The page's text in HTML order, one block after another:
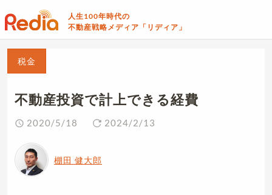
人生100年時代の
不動産戦略メディア「リディア」
税金
不動産投資で計上できる経費
2020/5/18 2024/2/13
棚田 健大郎